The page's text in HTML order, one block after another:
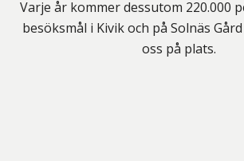
Varje år kommer dessutom 220.000
besöksmål i Kivik och på Solnäs
oss på plats.